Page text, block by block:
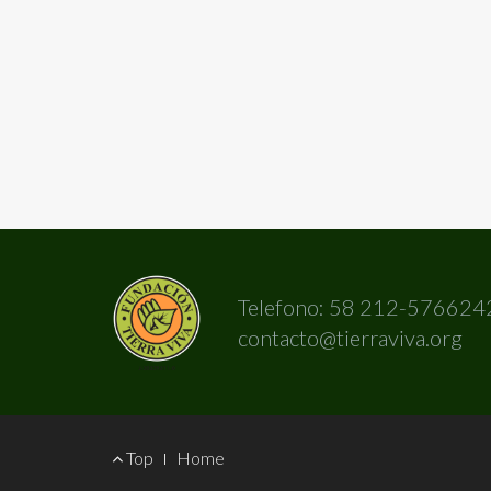
Telefono: 58 212-
contacto@tierraviva.org
Footer
Top Home